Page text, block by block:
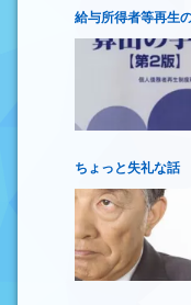
給与所得者等再生
ちょっと失礼な話